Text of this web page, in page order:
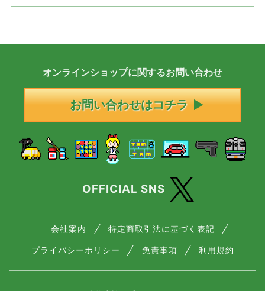
オンラインショップに関するお問い合わせ
お問い合わせはコチラ
OFFICIAL SNS
会社案内 特定商取引法に基づく表記
プライバシーポリシー 免責事項 利用規約